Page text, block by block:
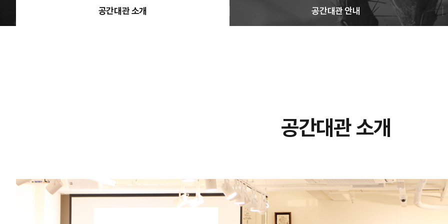
공간대관 소개 공간대관 안내
공간대관 소개